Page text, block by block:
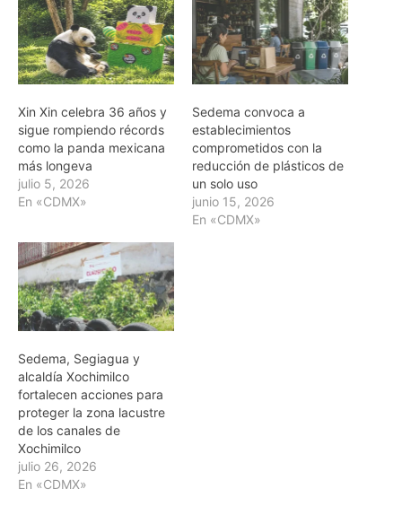
Xin Xin celebra 36 años y
sigue rompiendo récords
como la panda mexicana
más longeva
julio 5, 2026
En «CDMX»
Sedema convoca a
establecimientos
comprometidos con la
reducción de plásticos de
un solo uso
junio 15, 2026
En «CDMX»
Sedema, Segiagua y
alcaldía Xochimilco
fortalecen acciones para
proteger la zona lacustre
de los canales de
Xochimilco
julio 26, 2026
En «CDMX»